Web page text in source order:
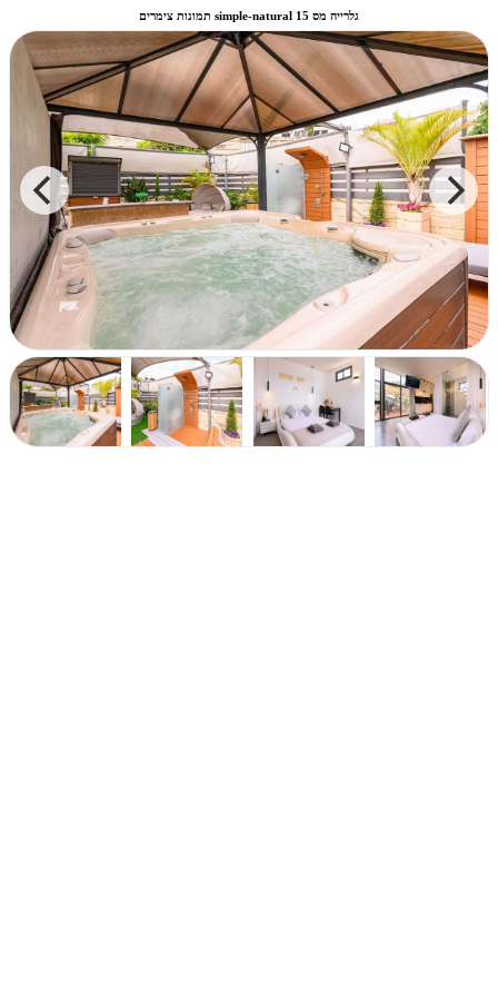
תמונות צימרים simple-natural גלרייה מס 15